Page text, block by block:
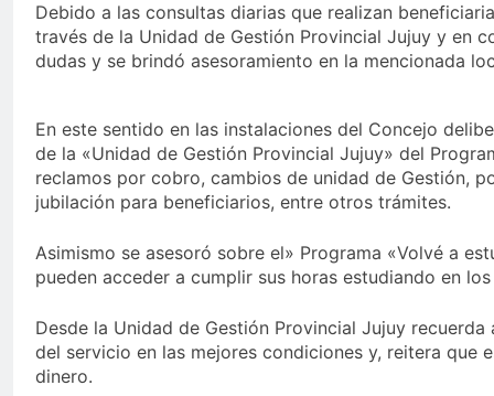
Debido a las consultas diarias que realizan
través de la Unidad de Gestión Provincial Jujuy y en
dudas y se brindó asesoramiento en la mencionada
En este sentido en las instalaciones del Concejo
de la «Unidad de Gestión Provincial Jujuy» del
reclamos por cobro, cambios de unidad de Gestión,
jubilación para beneficiarios, entre otros trámites.
Asimismo se asesoró sobre el» Programa «Volvé a
pueden acceder a cumplir sus horas estudiando en
Desde la Unidad de Gestión Provincial Jujuy
del servicio en las mejores condiciones y, reitera que
dinero.